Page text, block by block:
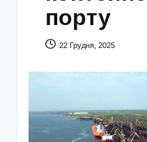
порту
22 Грудня, 2025